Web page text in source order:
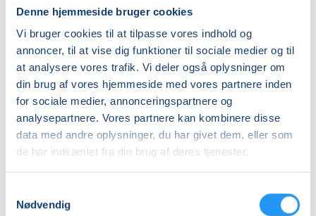
Denne hjemmeside bruger cookies
Vi bruger cookies til at tilpasse vores indhold og
annoncer, til at vise dig funktioner til sociale medier og til
at analysere vores trafik. Vi deler også oplysninger om
din brug af vores hjemmeside med vores partnere inden
for sociale medier, annonceringspartnere og
analysepartnere. Vores partnere kan kombinere disse
data med andre oplysninger, du har givet dem, eller som
de har indsamlet fra din brug af deres tjenester.
Nødvendig
eller lign. Det er vigtigt, at de er tætsiddende omkring
Blebadebuks skal bæres sammen med en badeble
såsom ’Little Swimmers’.
Badebleer, som fx. "Little Swimmers" er ikke
godkendt alene.
Ved brug af egne blebadebukser, så skal de
overholde reglerne og fremvises og godkendes i
billetsalg.
Godkendte blebadebukser kan købes i billetsalget.
DKK 907,00
Studerende-FRB
DKK 923,00
Unge (18-25 år)-KBH
DKK 907,00
Info
903600